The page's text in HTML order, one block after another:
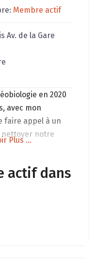
Membre actif
Av. de la Gare
en 2020
avec mon
faire appel à un
nettoyer notre
ensuite
en tant que
Plus ...
actif dans